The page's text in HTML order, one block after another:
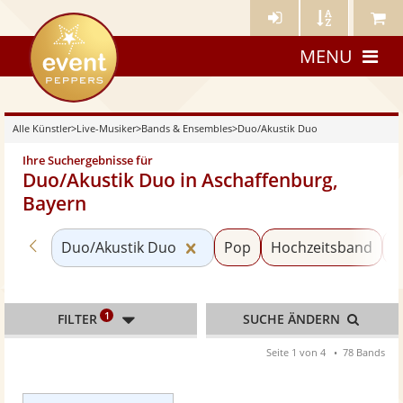
Künstler- Künstler Meine
eventpeppers
MENU
Alle Künstler>Live-Musiker>Bands & Ensembles>Duo/Akustik Duo
Ihre Suchergebnisse für
Duo/Akustik Duo in Aschaffenburg,
Bayern
Zurück zu «Bands & Ensembles»
Duo/Akustik Duo Kategorie «Duo/Akustik
Pop Hochzeitsband
FILTER 1 SUCHE ÄNDERN
Seite 1 von 4 78 Bands